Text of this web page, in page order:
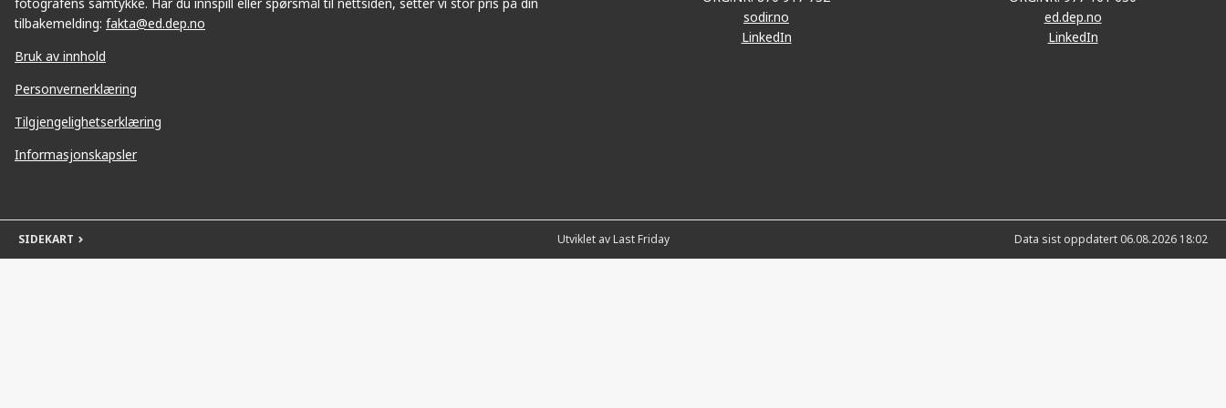
tilbakemelding: fakta@ed.dep.no
Bruk av innhold
Personvernerklæring
Tilgjengelighetserklæring
Informasjonskapsler
sodir.no
LinkedIn
ed.dep.no
LinkedIn
SIDEKART Utviklet av Last Friday Data sist oppdatert 06.08.2026 18:02